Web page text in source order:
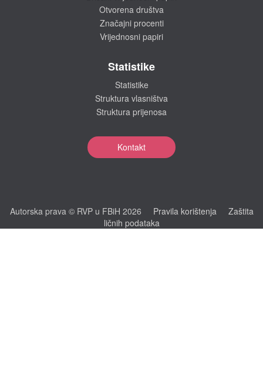
Otvorena društva
Značajni procenti
Vrijednosni papiri
Statistike
Statistike
Struktura vlasništva
Struktura prijenosa
Kontakt
Autorska prava © RVP u FBiH 2026 Pravila korištenja
Zaštita
ličnih podataka